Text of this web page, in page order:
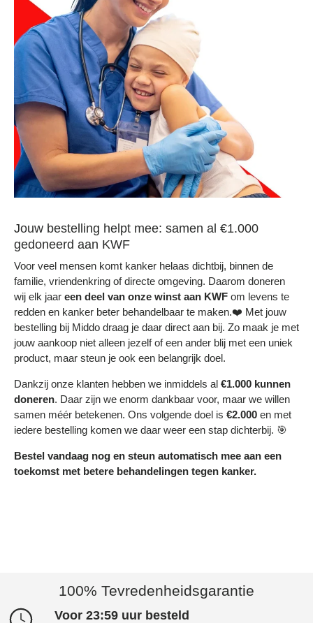
Jouw bestelling helpt mee: samen al €1.000
gedoneerd aan KWF
Voor veel mensen komt kanker helaas dichtbij, binnen de
familie, vriendenkring of directe omgeving. Daarom doneren
wij elk jaar een deel van onze winst aan KWF om levens te
redden en kanker beter behandelbaar te maken.❤️ Met jouw
bestelling bij Middo draag je daar direct aan bij. Zo maak je met
jouw aankoop niet alleen jezelf of een ander blij met een uniek
product, maar steun je ook een belangrijk doel.
Dankzij onze klanten hebben we inmiddels al €1.000 kunnen
doneren. Daar zijn we enorm dankbaar voor, maar we willen
samen méér betekenen. Ons volgende doel is €2.000 en met
iedere bestelling komen we daar weer een stap dichterbij. 🎯
Bestel vandaag nog en steun automatisch mee aan een
toekomst met betere behandelingen tegen kanker.
100% Tevredenheidsgarantie
Voor 23:59 uur besteld